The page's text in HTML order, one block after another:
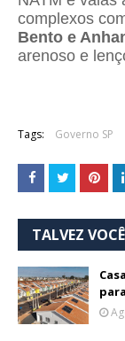
complexos
Bento e
arenoso e
Tags: Governo SP
TALVEZ